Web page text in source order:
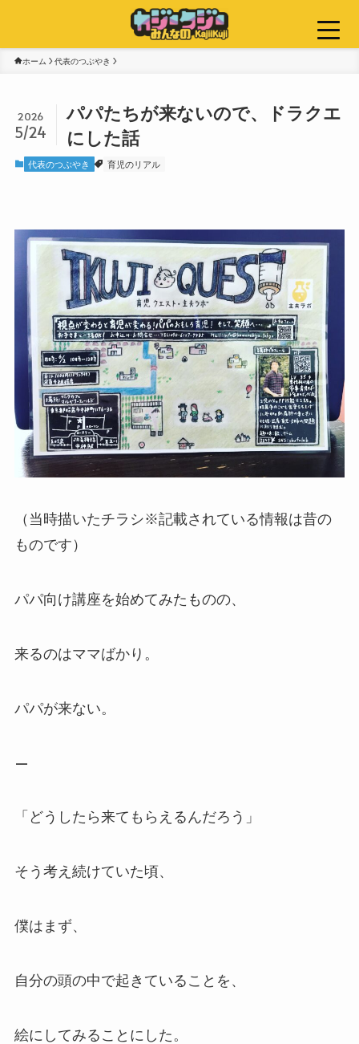
ホーム 代表のつぶやき
パパたちが来ないので、ドラクエ
にした話
2026
5/24
代表のつぶやき 育児のリアル
（当時描いたチラシ※記載されている情報は昔の
ものです）
パパ向け講座を始めてみたものの、
来るのはママばかり。
パパが来ない。
—
「どうしたら来てもらえるんだろう」
そう考え続けていた頃、
僕はまず、
自分の頭の中で起きていることを、
絵にしてみることにした。